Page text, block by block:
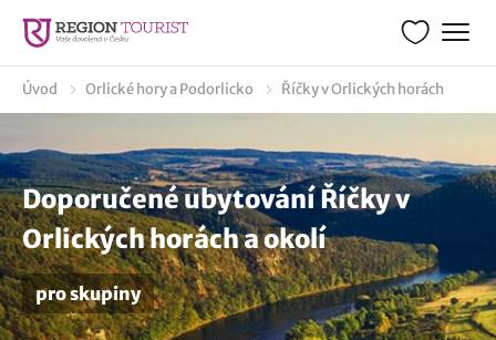
Úvod Orlické hory a Podorlicko Říčky v Orlických horách
Doporučené ubytování Říčky v
Orlických horách a okolí
pro skupiny